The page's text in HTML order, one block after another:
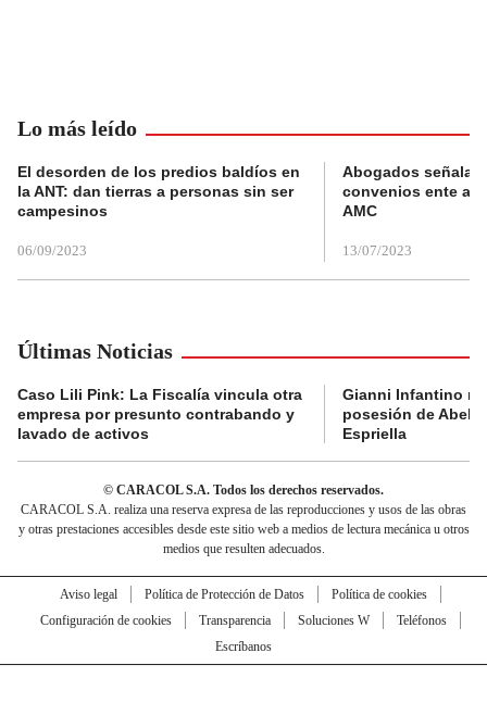
Lo más leído
El desorden de los predios baldíos en
la ANT: dan tierras a personas sin ser
campesinos
06/09/2023
Abogados
convenios ente
AMC
13/07/2023
Últimas Noticias
Caso Lili Pink: La Fiscalía vincula otra
empresa por presunto contrabando y
lavado de activos
Gianni Infantino
posesión de
Espriella
© CARACOL S.A. Todos los derechos reservados.
CARACOL S.A. realiza una reserva expresa de las reproducciones y usos de las obras
y otras prestaciones accesibles desde este sitio web a medios de lectura mecánica u otros
medios que resulten adecuados.
Aviso legal Política de Protección de Datos
Política de cookies
Configuración de cookies
Transparencia Soluciones W
Teléfonos
Escríbanos